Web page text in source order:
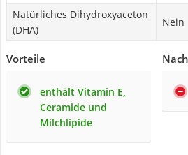
Natürliches Dihydroxyaceton
(DHA)
Nein
Vorteile
enthält Vitamin E,
Ceramide und
Milchlipide